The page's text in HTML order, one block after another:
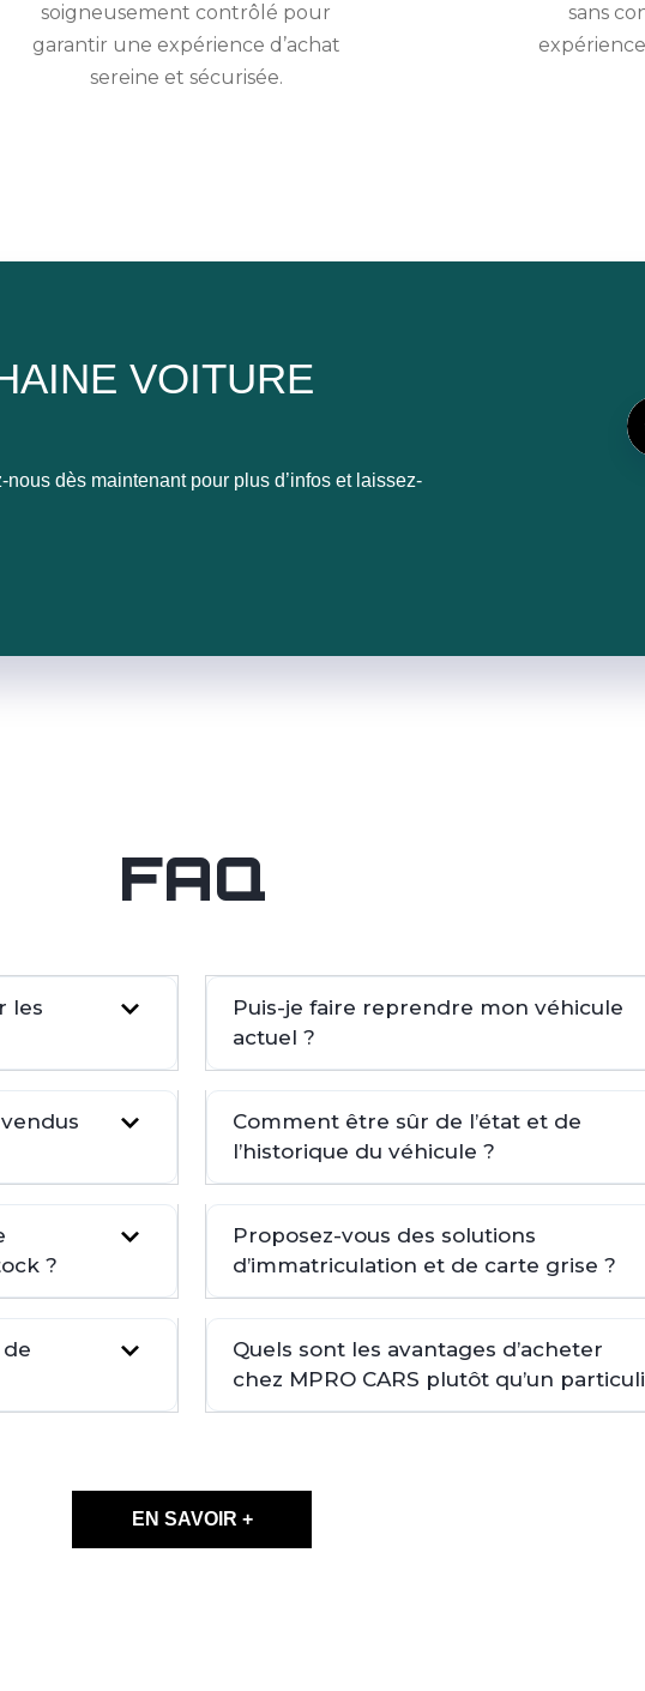
soigneusement contrôlé pour
garantir une expérience d’achat
sereine et sécurisée.
sans
VOITURE
dès maintenant pour plus d’infos et laissez-
FAQ
les
?
Puis-je faire reprendre mon véhicule
actuel ?
Comment être sûr de l’état et de
l’historique du véhicule ?
Proposez-vous des solutions
d’immatriculation et de carte grise ?
Quels sont les avantages d’acheter
chez MPRO CARS plutôt qu’un
EN SAVOIR +